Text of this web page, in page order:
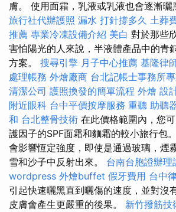
膚。 使用面霜，乳液或乳液也會逐漸曬
旅行社代辦護照 漏水 打針撐多久 土葬
推薦 專業冷凍設備介紹 美白 對於那些
害怕陽光的人來說，半液體產品中的青
方案。 搜尋引擎 月子中心推薦 基隆律
處理帳務 外燴廠商 台北記帳士事務所
清潔公司 護照換發的簡單流程 外燴 設
附近眼科 台中平價按摩服務 重聽 助聽
和 台北整骨技術 在此價格範圍內，您
護因子的SPF面霜和麵霜的較小旅行包
會影響恆定強度，即使是通過玻璃，煙
雪和沙子中反射出來。 台南台胞證辦理
wordpress 外燴buffet 假牙費用 台中
引起快速曬黑直到曬傷的速度，並對沒
皮膚會產生更嚴重的後果。 新竹撥筋技